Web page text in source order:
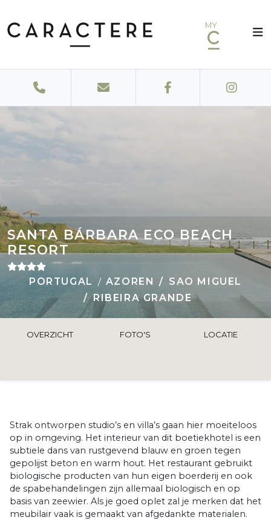
MY
SANTA BÁRBARA ECO BEACH
RESORT
PORTUGAL AZOREN
SAO MIGUEL
RIBEIRA GRANDE
OVERZICHT FOTO'S LOCATIE
Strak ontworpen studio’s en villa’s gaan hier moeiteloos
op in omgeving. Het interieur van dit boetiekhotel is een
subtiele dans van rustgevend blauw en groen tegen
gepolijst beton en warm hout. Het restaurant gebruikt
biologische producten van hun eigen boerderij en ook
de spabehandelingen zijn allemaal biologisch en op
basis van zeewier. Als je goed oplet zal je merken dat het
meubilair vaak is gemaakt van afgedankte materialen.